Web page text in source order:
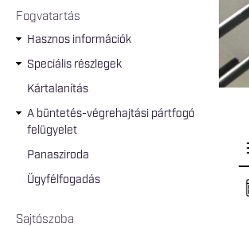
Fogvatartás
Hasznos információk
Speciális részlegek
Kártalanítás
A büntetés-végrehajtási pártfogó
felügyelet
Panasziroda
Ügyfélfogadás
Sajtószoba